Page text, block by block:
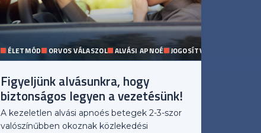
ÉLETMÓD ORVOS VÁLASZOL ALVÁSI APNOÉ JOGOSÍTVÁNY
Figyeljünk alvásunkra, hogy
biztonságos legyen a vezetésünk!
A kezeletlen alvási apnoés betegek 2-3-szor
valószínűbben okoznak közlekedési